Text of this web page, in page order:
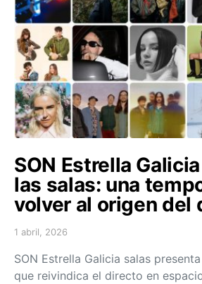
SON Estrella
las salas: una
volver al origen del
Posted on
1 abril, 2026
SON Estrella Galicia salas
que reivindica el directo en